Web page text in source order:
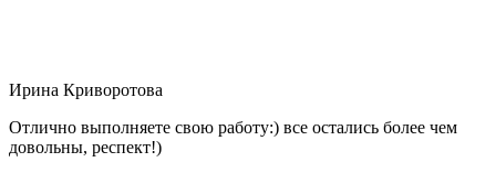
Ирина Криворотова
Отлично выполняете свою работу:) все остались более чем
довольны, респект!)